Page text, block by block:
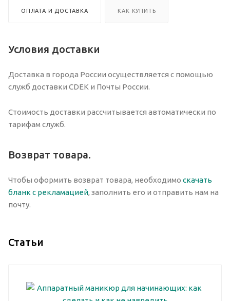
ОПЛАТА И ДОСТАВКА КАК КУПИТЬ
Условия доставки
Доставка в города России осуществляется с помощью
служб доставки CDEK и Почты России.
Стоимость доставки рассчитывается автоматически по
тарифам служб.
Возврат товара.
Чтобы оформить возврат товара, необходимо скачать
бланк с рекламацией, заполнить его и отправить нам на
почту.
Статьи